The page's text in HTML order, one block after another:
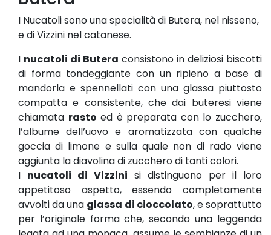
I Nucatoli sono una specialità di Butera, nel nisseno,
e di Vizzini nel catanese.
I nucatoli di Butera consistono in deliziosi biscotti
di forma tondeggiante con un ripieno a base di
mandorla e spennellati con una glassa piuttosto
compatta e consistente, che dai buteresi viene
chiamata rasto ed è preparata con lo zucchero,
l’albume dell’uovo e aromatizzata con qualche
goccia di limone e sulla quale non di rado viene
aggiunta la diavolina di zucchero di tanti colori.
I nucatoli di Vizzini si distinguono per il loro
appetitoso aspetto, essendo completamente
avvolti da una glassa di cioccolato, e soprattutto
per l’originale forma che, secondo una leggenda